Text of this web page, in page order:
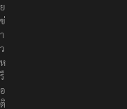
า
ย
ข่
า
ว
ห
รื
อ